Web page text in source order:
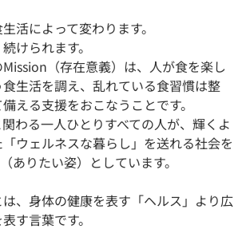
活によって変わります。
けられます。
（存在意義）は、人が食を楽し
生活を調え、乱れている食習慣は整
える支援をおこなうことです。
わる一人ひとりすべての人が、輝くよ
ウェルネスな暮らし」を送れる社会を
ありたい姿）としています。
は、身体の健康を表す「ヘルス」より広
す言葉です。